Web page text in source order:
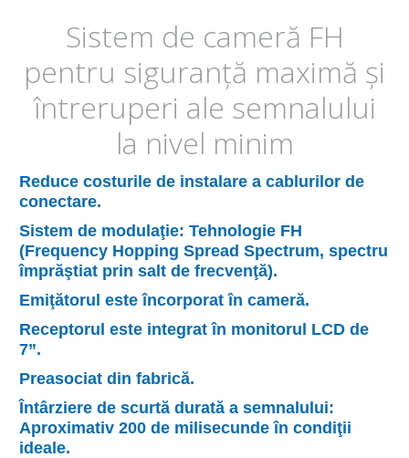
Sistem de cameră FH
pentru siguranţă maximă şi
întreruperi ale semnalului
la nivel minim
Reduce costurile de instalare a cablurilor de
conectare.
Sistem de modulaţie: Tehnologie FH
(Frequency Hopping Spread Spectrum, spectru
împrăştiat prin salt de frecvenţă).
Emiţătorul este încorporat în cameră.
Receptorul este integrat în monitorul LCD de
7”.
Preasociat din fabrică.
Întârziere de scurtă durată a semnalului:
Aproximativ 200 de milisecunde în condiţii
ideale.